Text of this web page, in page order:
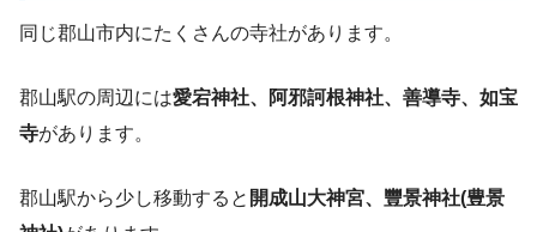
同じ郡山市内にたくさんの寺社があります。
郡山駅の周辺には愛宕神社、阿邪訶根神社、善導寺、如宝
寺があります。
郡山駅から少し移動すると 開成山大神宮、豐景神社(豊景